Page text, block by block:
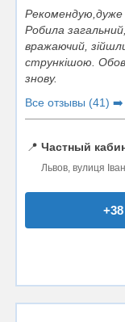
Рекомендую,дуже
Робила
вражаючий,
стрункішою.
знову.
Все отзывы (41) ➡️
📍 Частный
Львов, вулиця